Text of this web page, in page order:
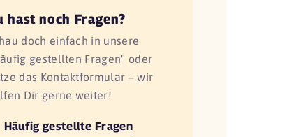
hast noch Fragen?
doch einfach in unsere
gestellten Fragen" oder
das Kontaktformular – wir
Dir gerne weiter!
Häufig gestellte Fragen